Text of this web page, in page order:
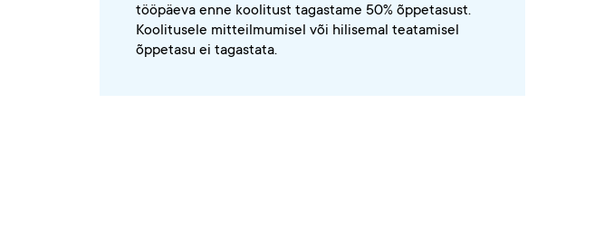
tööpäeva enne koolitust tagastame 50% õppetasust.
Koolitusele mitteilmumisel või hilisemal teatamisel
õppetasu ei tagastata.